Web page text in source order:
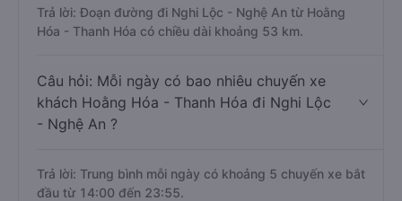
Trả lời: Đoạn đường đi Nghi Lộc - Nghệ An từ Hoằng
Hóa - Thanh Hóa có chiều dài khoảng 53 km.
Câu hỏi: Mỗi ngày có bao nhiêu chuyến xe
khách Hoằng Hóa - Thanh Hóa đi Nghi Lộc
- Nghệ An ?
Trả lời: Trung bình mỗi ngày có khoảng 5 chuyến xe bắt
đầu từ 14:00 đến 23:55.